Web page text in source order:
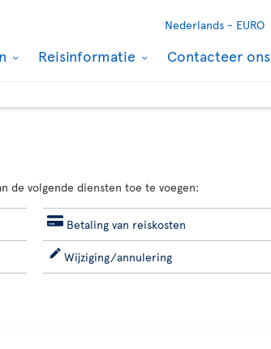
Nederlands - EURO
Reisinformatie Contacteer ons
de volgende diensten toe te voegen:
Betaling van reiskosten
Wijziging/annulering